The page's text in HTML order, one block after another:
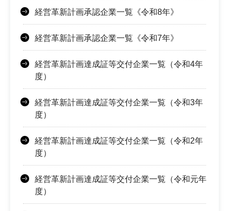
経営革新計画承認企業一覧《令和8年》
経営革新計画承認企業一覧《令和7年》
経営革新計画達成証等交付企業一覧（令和4年
度）
経営革新計画達成証等交付企業一覧（令和3年
度）
経営革新計画達成証等交付企業一覧（令和2年
度）
経営革新計画達成証等交付企業一覧（令和元年
度）